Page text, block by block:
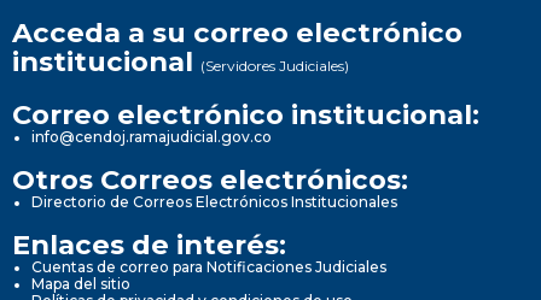
Acceda a su correo electrónico
institucional (Servidores Judiciales)
Correo electrónico institucional:
info@cendoj.ramajudicial.gov.co
Otros Correos electrónicos:
Directorio de Correos Electrónicos Institucionales
Enlaces de interés:
Cuentas de correo para Notificaciones Judiciales
Mapa del sitio